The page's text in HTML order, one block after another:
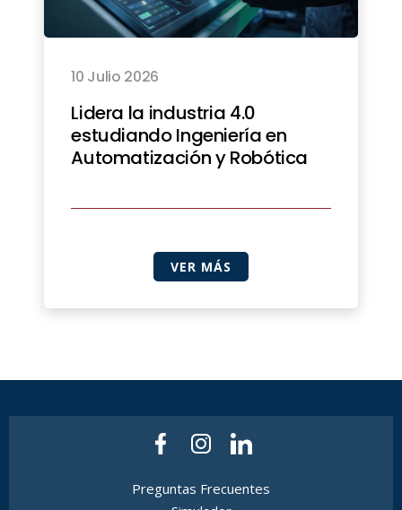
10 Julio 2026
Lidera la industria 4.0
estudiando Ingeniería en
Automatización y Robótica
VER MÁS